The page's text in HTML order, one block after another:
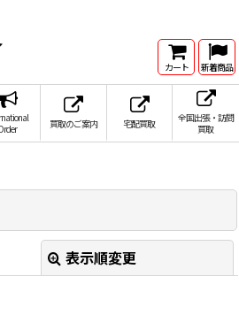
カート 新着商品
買取のご案内 宅配買取
全国出張・訪問
買取
表示順変更